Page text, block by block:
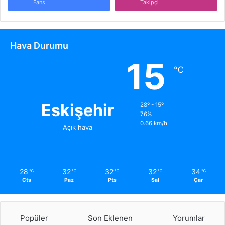
Fans Takipçi
Hava Durumu
Eskişehir
Açık hava
15 ℃
28º - 15º
76%
0.66 km/h
28 ℃
Cts
32 ℃
Paz
32 ℃
Pts
32 ℃
Sal
34 ℃
Çar
Popüler Son Eklenen Yorumlar